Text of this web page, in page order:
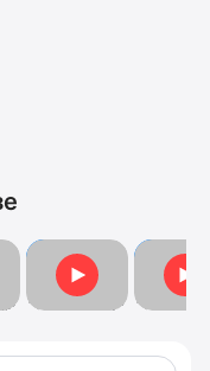
Пермякова
Отзыв ИванаОтзыв